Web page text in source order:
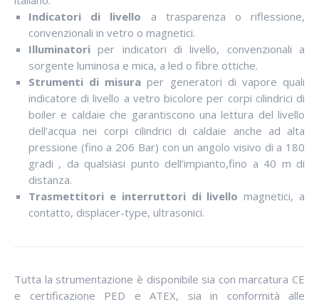
Indicatori di livello a trasparenza o riflessione,
convenzionali in vetro o magnetici.
Illuminatori per indicatori di livello, convenzionali a
sorgente luminosa e mica, a led o fibre ottiche.
Strumenti di misura per generatori di vapore quali
indicatore di livello a vetro bicolore per corpi cilindrici di
boiler e caldaie che garantiscono una lettura del livello
dell’acqua nei corpi cilindrici di caldaie anche ad alta
pressione (fino a 206 Bar) con un angolo visivo di a 180
gradi , da qualsiasi punto dell’impianto,fino a 40 m di
distanza.
Trasmettitori e interruttori di livello magnetici, a
contatto, displacer-type, ultrasonici.
Tutta la strumentazione è disponibile sia con marcatura CE
e certificazione PED e ATEX, sia in conformità alle